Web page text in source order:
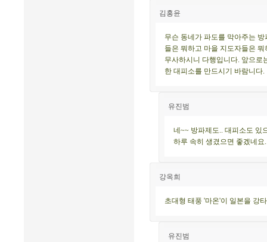
김홍윤
무슨 동네가 파도를 막아주는
들은 뭐하고 마을 지도자들은
무사하시니 다행입니다. 앞으로
한 대피소를 만드시기 바람니다.
유진범
네~~ 방파제도.. 대피소도 있
하루 속히 생겼으면 좋겠네요
강옥희
초대형 태풍 '마온'이 일본을 강
유진범